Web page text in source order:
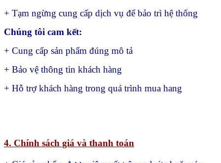
+ Tạm ngừng cung cấp dịch vụ để bảo trì hệ thống
Chúng tôi cam kết:
+ Cung cấp sản phẩm đúng mô tả
+ Bảo vệ thông tin khách hàng
+ Hỗ trợ khách hàng trong quá trình mua hang
4. Chính sách giá và thanh toán